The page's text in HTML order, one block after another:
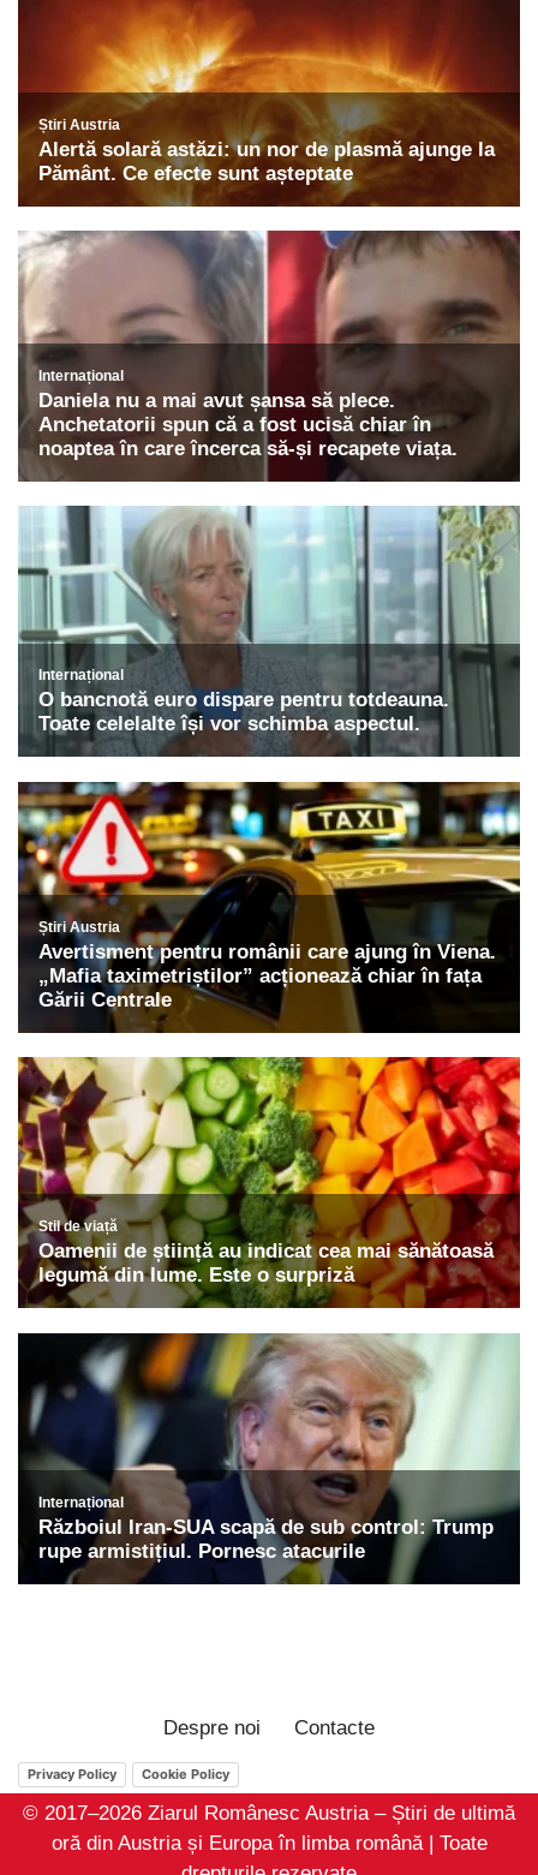
Despre noi Contacte
Privacy Policy Cookie Policy
© 2017–2026 Ziarul Românesc Austria – Știri de ultimă
oră din Austria și Europa în limba română | Toate